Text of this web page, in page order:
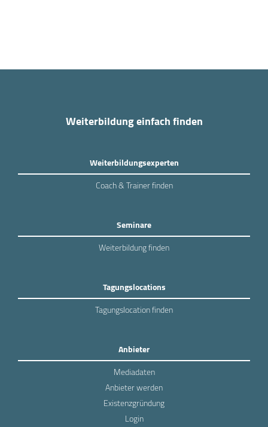
Weiterbildung einfach finden
Weiterbildungsexperten
Coach & Trainer finden
Seminare
Weiterbildung finden
Tagungslocations
Tagungslocation finden
Anbieter
Mediadaten
Anbieter werden
Existenzgründung
Login